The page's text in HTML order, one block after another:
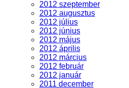
2012 szeptember
2012 augusztus
2012 július
2012 június
2012 május
2012 április
2012 március
2012 február
2012 január
2011 december